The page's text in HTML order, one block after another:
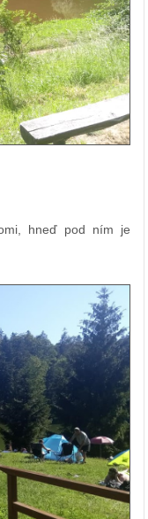
hneď pod ním je